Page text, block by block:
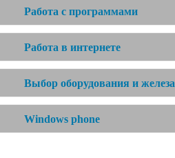
Работа с программами
Работа в интернете
Выбор оборудования и железа
Windows phone